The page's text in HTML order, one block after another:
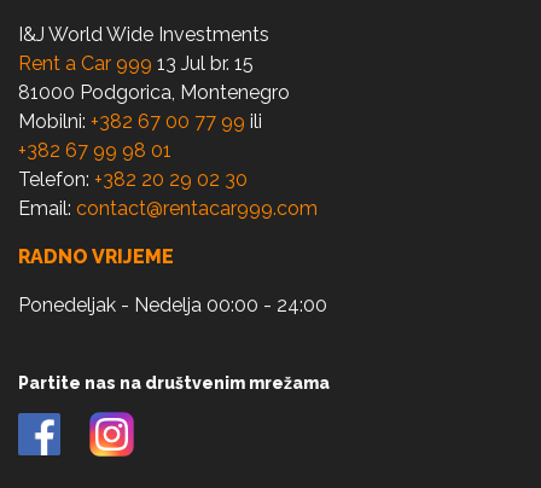
I&J World Wide Investments
Rent a Car 999 13 Jul br. 15
81000 Podgorica, Montenegro
Mobilni: +382 67 00 77 99 ili
+382 67 99 98 01
Telefon: +382 20 29 02 30
Email: contact@rentacar999.com
RADNO VRIJEME
Ponedeljak - Nedelja 00:00 - 24:00
Partite nas na društvenim mrežama